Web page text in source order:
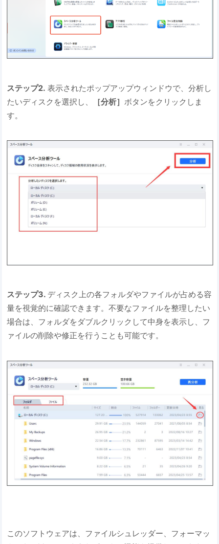
ステップ2.表示されたポップアップウィンドウで、分析し
たいディスクを選択し、
［分析］ ボタンをクリックしま
す。
ステップ3. ディスク上の各フォルダやファイルが占める容
量を視覚的に確認できます。不要なファイルを整理したい
場合は、フォルダをダブルクリックして中身を表示し、フ
ァイルの削除や修正を行うことも可能です。
このソフトウェアは、ファイルシュレッダー、フォーマッ